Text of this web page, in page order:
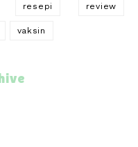
resepi review
vaksin